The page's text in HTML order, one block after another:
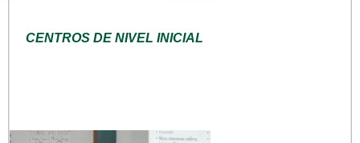
CENTROS DE NIVEL INICIAL